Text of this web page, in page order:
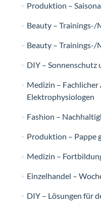
Produktion –
Beauty –
Beauty –
DIY –
Medizin –
Elektrophysiologen
Fashion –
Produktion – Pappe
Medizin –
Einzelhandel –
DIY – Lösungen für